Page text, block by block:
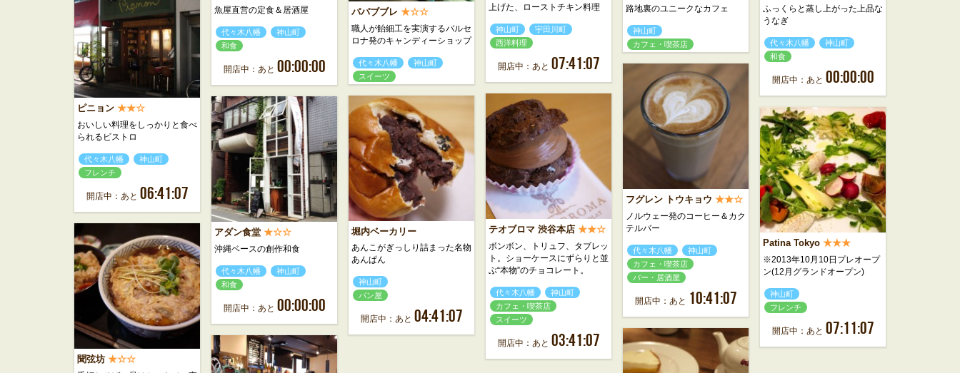
上げた、ローストチキン料理
神山町
宇田川町
西洋料理
開店中：あと 07:41:07
路地裏のユニークなカフェ
神山町
カフェ・喫茶店
ふっくらと蒸し上がった上品な
うなぎ
代々木八幡
神山町
和食
開店中：あと 00:00:00
魚屋直営の定食＆居酒屋
代々木八幡
神山町
和食
開店中：あと 00:00:00
パパブブレ ★☆☆
職人が飴細工を実演するバルセ
ロナ発のキャンディーショップ
代々木八幡
神山町
スイーツ
ピニョン ★★☆
おいしい料理をしっかりと食べ
られるビストロ
代々木八幡
神山町
フレンチ
開店中：あと 06:41:07 フグレン トウキョウ ★★☆
ノルウェー発のコーヒー＆カク
テルバー
代々木八幡
神山町
カフェ・喫茶店
バー・居酒屋
開店中：あと 10:41:07
テオブロマ 渋谷本店 ★★☆
ボンボン、トリュフ、タブレッ
ト。ショーケースにずらりと並
ぶ“本物”のチョコレート。
代々木八幡
神山町
カフェ・喫茶店
スイーツ
開店中：あと 03:41:07
堀内ベーカリー
あんこがぎっしり詰まった名物
あんぱん
神山町
パン屋
開店中：あと 04:41:07
アダン食堂 ★☆☆
沖縄ベースの創作和食
代々木八幡
神山町
和食
開店中：あと 00:00:00
Patina Tokyo ★★★
※2013年10月10日プレオープ
ン(12月グランドオープン)
神山町
フレンチ
開店中：あと 07:11:07
聞弦坊 ★☆☆